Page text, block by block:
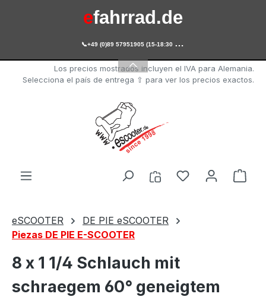
Saltar al contenido principal
escooter.de
efahrrad.de

+49 (0)89 57951905 (15-18:30 Uhr)
Los precios mostrados incluyen el IVA para Alemania.
Selecciona el país de entrega ⇧ para ver los precios exactos.
Tienes 0 El
eSCOOTER
DE PIE eSCOOTER
Piezas DE PIE E-SCOOTER
8 x 1 1/4 Schlauch mit
schraegem 60° geneigtem